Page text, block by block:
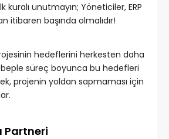
kuralı unutmayın; Yöneticiler, ERP
itibaren başında olmalıdır!
hedeflerini herkesten daha
süreç boyunca bu hedefleri
projenin yoldan sapmaması için
Partneri